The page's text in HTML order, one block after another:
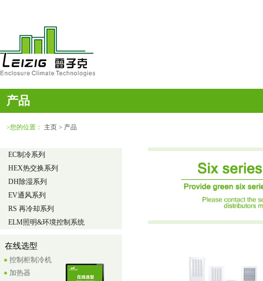
产品
>您的位置： 主页 > 产品
EC制冷系列
HEX热交换系列
DH除湿系列
EV通风系列
RS 再冷却系列
ELM照明&环境控制系统
在线选型
控制柜制冷机
加热器